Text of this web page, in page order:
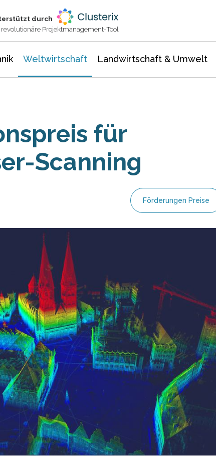
durch
revolutionäre Projektmanagement-Tool
Weltwirtschaft Landwirtschaft & Umwelt
für
Scanning
Förderungen Preise